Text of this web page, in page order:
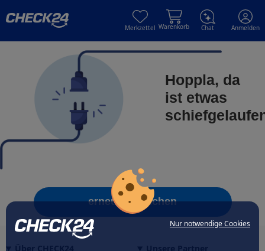
Nur notwendige Cookies
Merkzettel Warenkorb Chat Anmelden
Hoppla, da
ist etwas
erneut versuchen